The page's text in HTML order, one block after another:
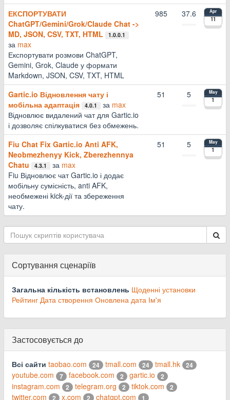
ЕКСПОРТУВАТИ
ChatGPT/Gemini/Grok/Claude Chat ->
MD, JSON, CSV, TXT, HTML
1.0.0.1
за max
Експортувати розмови ChatGPT,
Gemini, Grok, Claude у формати
Markdown, JSON, CSV, TXT, HTML
985 37.6 Apr
11
Gartic.io Відновлення чату і
мобільна адаптація
4.0.1 за max
Відновлює видалений чат для Gartic.io
і дозволяє спілкуватися без обмежень.
51 5 May
1
Fiu Chat Fix Gartic.io Anti AFK,
Neobmezhenyy Kick, Zberezhennya
Chatu
4.3.1 за max
Fiu Відновлює чат Gartic.io і додає
мобільну сумісність, anti AFK,
необмежені kick-дії та збереження
чату.
51 5 May
1
Сортування сценаріїв
Загальна кількість встановлень Щоденні установки
Рейтинг Дата створення Оновлена дата Ім'я
Застосовується до
Всі сайти taobao.com 24 tmall.com 24 tmall.hk 24
youtube.com 7 facebook.com 2 gartic.io 2
instagram.com 2 telegram.org 2 tiktok.com 2
twitter.com 2 x.com 2 chatgpt.com 1